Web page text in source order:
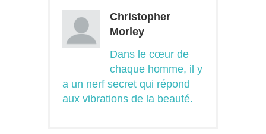
Christopher
Morley
Dans le cœur de
chaque homme, il y
a un nerf secret qui répond
aux vibrations de la beauté.